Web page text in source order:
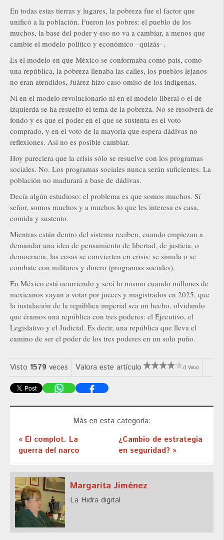
En todas estas tierras y lugares, la pobreza fue el factor que
unificó a la población. Fueron los pobres: el pueblo de los
muchos, la base del poder y eso no va a cambiar, a menos que
cambie el modelo político y económico –quizás–.
Es el modelo en que México se conformaba como país, como
una república, la pobreza llenaba las calles, los pueblos lejanos
no eran atendidos, Juárez hizo caso omiso de los indígenas.
Ni en el modelo revolucionario ni en el modelo liberal o el de
izquierda se ha resuelto el tema de la pobreza. No se resolverá de
fondo y es que el poder en el que se sustenta es el voto
comprado, y en el voto de la mayoría que espera dádivas no
reflexiones. Así no es posible cambiar.
Hoy pareciera que la crisis sólo se resuelve con los programas
sociales. No. Los programas sociales nunca serán suficientes. La
población no madurará a base de dádivas.
Decía algún estudioso: el problema es que somos muchos. Sí
señor, somos muchos y a muchos lo que les interesa es casa,
comida y sustento.
Mientras están dentro del sistema reciben, cuando empiezan a
demandar una idea de pensamiento de libertad, de justicia, o
democracia, las cosas se convierten en crisis: se simula o se
combate con militares y dinero (programas sociales).
En México está ocurriendo y será lo mismo cuando millones de
mexicanos vayan a votar por jueces y magistrados en 2025, que
la instalación de la república imperial sea un hecho, olvidando
que éramos una república con tres poderes: el Ejecutivo, el
Legislativo y el Judicial. Es decir, una república que lleva el
camino de ser el poder de los tres poderes en un solo puño.
Visto 1579 veces Valora este artículo (1 Voto)
Más en esta categoría:
« El complot. La
guerra del narco
¿Cambio de estrategia
en seguridad? »
Margarita Jiménez
La Hidra digital